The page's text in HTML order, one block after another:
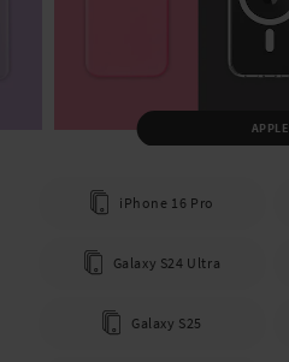
APPLE
iPhone 16 Pro
Galaxy S24 Ultra
Galaxy S25